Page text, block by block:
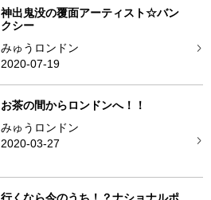
神出鬼没の覆面アーティスト☆バン
クシー
みゅうロンドン
2020-07-19
お茶の間からロンドンへ！！
みゅうロンドン
2020-03-27